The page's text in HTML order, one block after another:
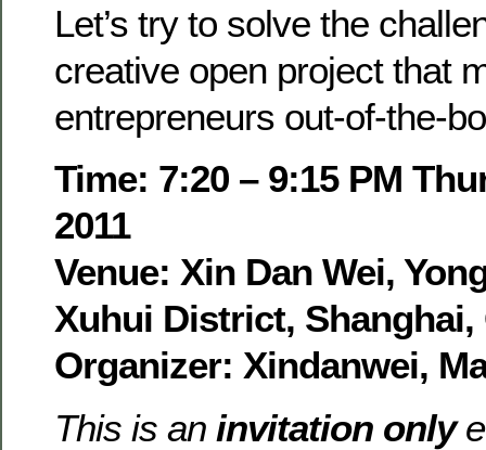
Let’s try to solve the
creative open project that
entrepreneurs out-of-the-
Time: 7:20 – 9:15 PM
2011
Venue: Xin Dan Wei,
Xuhui District, Shanghai,
Organizer: Xindanwei,
This is an invitation only